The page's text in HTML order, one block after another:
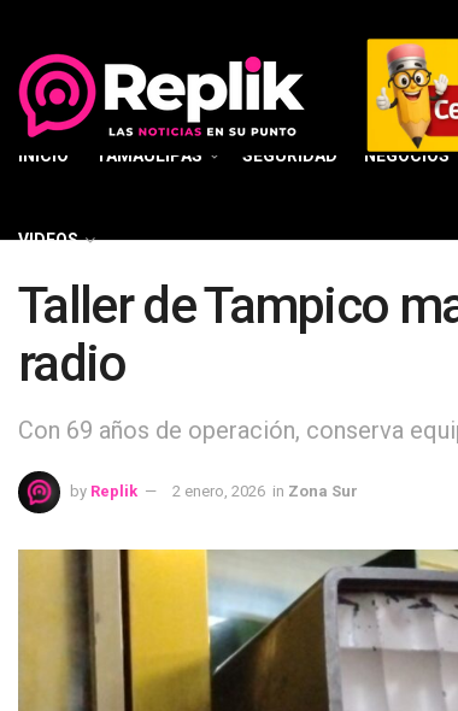
INICIO TAMAULIPAS SEGURIDAD NEGOCIOS
VIDEOS
Taller de Tampico
radio
Con 69 años de operación, conserva
by Replik 2 enero, 2026 in Zona Sur